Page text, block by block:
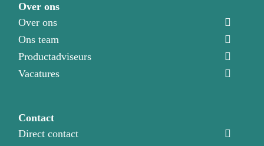
Over ons
Over ons
Ons team
Productadviseurs
Vacatures
Contact
Direct contact